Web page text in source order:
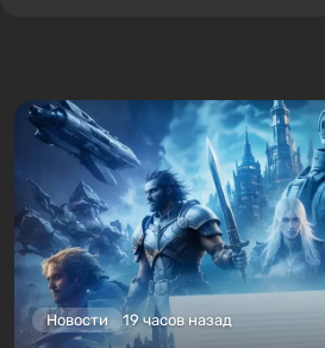
Новости 19 часов назад